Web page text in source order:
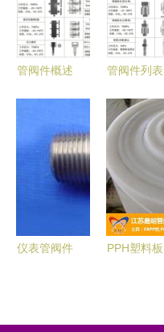
厂专业供应
件产品解析
与应用
管阀件概述
管阀件列表
管道系统中
的核心组件
仪表管阀件
PPH塑料板